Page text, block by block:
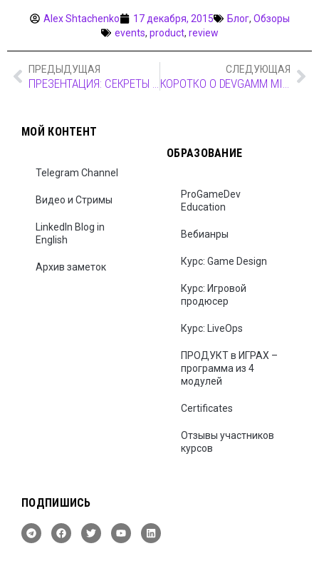
Alex Shtachenko 17 декабря, 2015 Блог, Обзоры
events, product, review
ПРЕДЫДУЩАЯ СЛЕДУЮЩАЯ
МОЙ КОНТЕНТ
Telegram Channel
Видео и Стримы
LinkedIn Blog in
English
Архив заметок
ОБРАЗОВАНИЕ
ProGameDev
Education
Вебианры
Курс: Game Design
Курс: Игровой
продюсер
Курс: LiveOps
ПРОДУКТ в ИГРАХ –
программа из 4
модулей
Certificates
Отзывы участников
курсов
ПОДПИШИСЬ